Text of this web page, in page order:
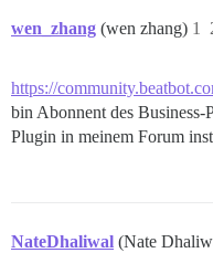
wen_zhang (wen zhang) 1
https://
bin Abonnent des
Plugin in meinem Forum
NateDhaliwal (Nate